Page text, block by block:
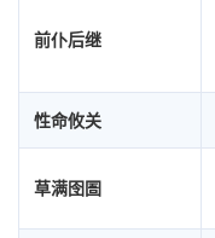
前仆后继
性命攸关
草满囹圄